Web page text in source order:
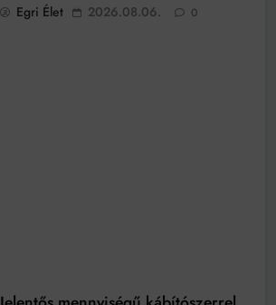
Egri Élet 2026.08.06. 0